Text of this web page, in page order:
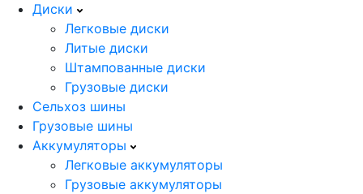
Диски
Легковые диски
Литые диски
Штампованные диски
Грузовые диски
Сельхоз шины
Грузовые шины
Аккумуляторы
Легковые аккумуляторы
Грузовые аккумуляторы